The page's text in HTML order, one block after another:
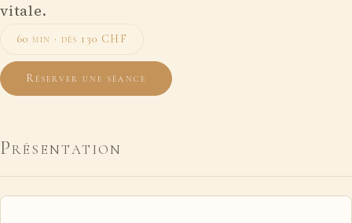
vitale.
60 min · dès 130 CHF
Réserver une séance
Présentation